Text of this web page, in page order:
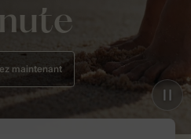
maintenant